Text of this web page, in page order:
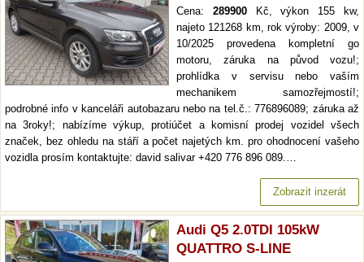
Cena: 289900Kč, výkon 155 kw,
najeto 121268 km, rok výroby: 2009, v
10/2025 provedena kompletní go
motoru, záruka na původ vozu!;
prohlídka v servisu nebo vaším
mechanikem samozřejmostí!;
podrobné info v kanceláři autobazaru nebo na tel.č.: 776896089; záruka až
na 3roky!; nabízíme výkup, protiúčet a komisní prodej vozidel všech
značek, bez ohledu na stáří a počet najetých km. pro ohodnocení vašeho
vozidla prosím kontaktujte: david salivar +420 776 896 089.…
Zobrazit inzerát
Audi Q5 2.0TDI 105kW
QUATTRO S-LINE